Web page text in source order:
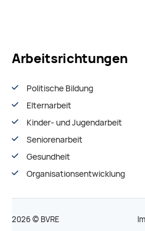
Arbeitsrichtungen
Politische Bildung
Elternarbeit
Kinder- und Jugendarbeit
Seniorenarbeit
Gesundheit
Organisationsentwiсklung
2026 © BVRE